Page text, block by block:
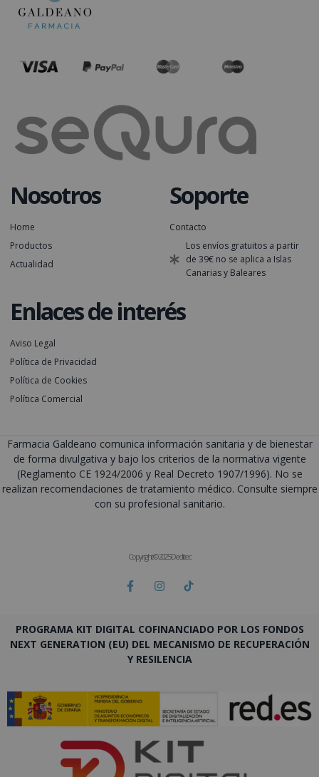
Nosotros
Home
Productos
Actualidad
Soporte
Contacto
Los envíos gratuitos a partir
de 39€ no se aplica a Islas
Canarias y Baleares
Enlaces de interés
Aviso Legal
Política de Privacidad
Política de Cookies
Política Comercial
Farmacia Galdeano comunica información sanitaria y de bienestar
de forma divulgativa y bajo los criterios de la normativa vigente
(Reglamento CE 1924/2006 y Real Decreto 1907/1996). No se
realizan recomendaciones de tratamiento médico. Consulte siempre
con su profesional sanitario.
Copyright © 2025 Deditec
PROGRAMA KIT DIGITAL COFINANCIADO POR LOS FONDOS
NEXT GENERATION (EU) DEL MECANISMO DE RECUPERACIÓN
Y RESILENCIA